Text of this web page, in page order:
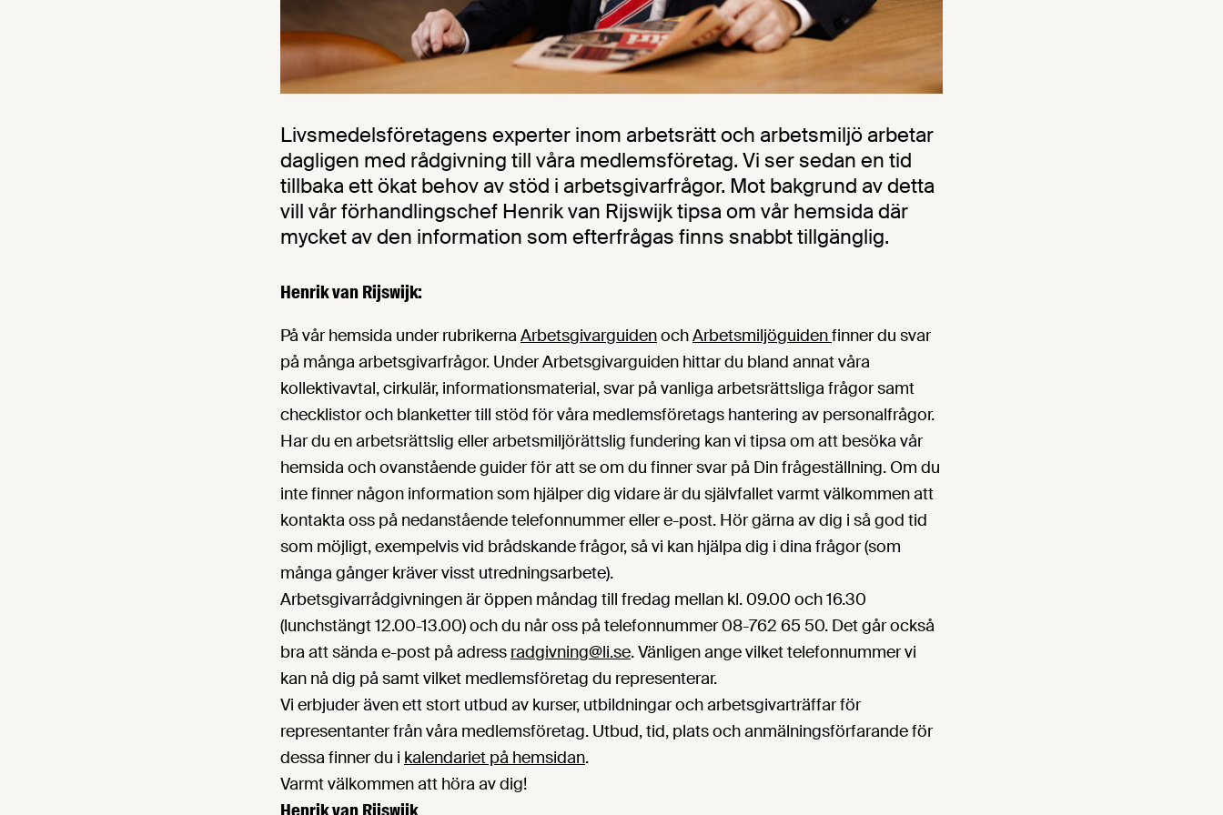
Livsmedelsföretagens experter inom arbetsrätt och arbetsmiljö arbetar
dagligen med rådgivning till våra medlemsföretag. Vi ser sedan en tid
tillbaka ett ökat behov av stöd i arbetsgivarfrågor. Mot bakgrund av detta
vill vår förhandlingschef Henrik van Rijswijk tipsa om vår hemsida där
mycket av den information som efterfrågas finns snabbt tillgänglig.
Henrik van Rijswijk:
På vår hemsida under rubrikerna ArbetsgivarguidenochArbetsmiljöguidenfinner du svar
på många arbetsgivarfrågor. Under Arbetsgivarguiden hittar du bland annat våra
kollektivavtal, cirkulär, informationsmaterial, svar på vanliga arbetsrättsliga frågor samt
checklistor och blanketter till stöd för våra medlemsföretags hantering av personalfrågor.
Har du en arbetsrättslig eller arbetsmiljörättslig fundering kan vi tipsa om att besöka vår
hemsida och ovanstående guider för att se om du finner svar på Din frågeställning. Om du
inte finner någon information som hjälper dig vidare är du självfallet varmt välkommen att
kontakta oss på nedanstående telefonnummer eller e-post. Hör gärna av dig i så god tid
som möjligt, exempelvis vid brådskande frågor, så vi kan hjälpa dig i dina frågor (som
många gånger kräver visst utredningsarbete).
Arbetsgivarrådgivningen är öppen måndag till fredag mellan kl. 09.00 och 16.30
(lunchstängt 12.00-13.00) och du når oss på telefonnummer 08-762 65 50. Det går också
bra att sända e-post på adress radgivning@li.se. Vänligen ange vilket telefonnummer vi
kan nå dig på samt vilket medlemsföretag du representerar.
Vi erbjuder även ett stort utbud av kurser, utbildningar och arbetsgivarträffar för
representanter från våra medlemsföretag. Utbud, tid, plats och anmälningsförfarande för
dessa finner du i kalendariet på hemsidan.
Varmt välkommen att höra av dig!